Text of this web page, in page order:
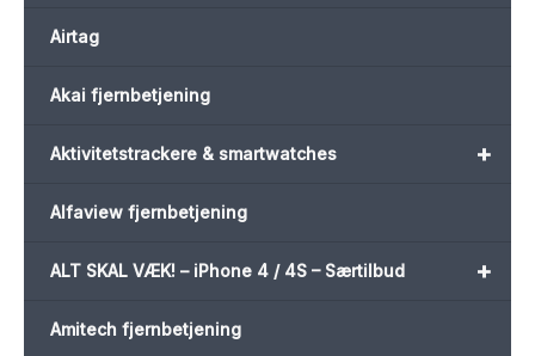
Airtag
Akai fjernbetjening
+
Aktivitetstrackere & smartwatches
Alfaview fjernbetjening
+
ALT SKAL VÆK! – iPhone 4 / 4S – Særtilbud
Amitech fjernbetjening